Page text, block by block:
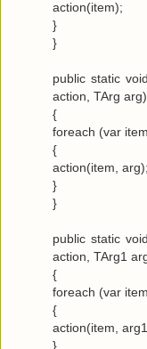
action(item);
}
}
public static
action, TArg arg)
{
foreach (var
{
action(item, arg);
}
}
public static
action, TArg1
{
foreach (var
{
action(item,
}